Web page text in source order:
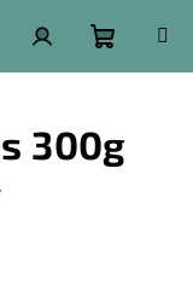
Prihlásenie
košík
300g